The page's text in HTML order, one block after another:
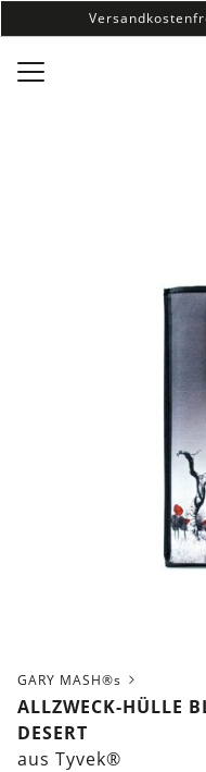
100% veganes
GARY MASH®s
ALLZWECK-HÜLLE
DESERT
aus Tyvek®